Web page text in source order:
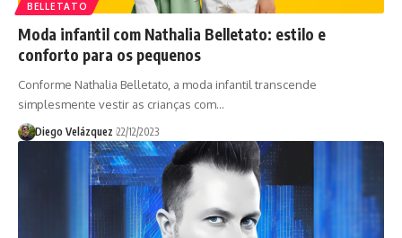
BELLETATO
Moda infantil com Nathalia Belletato: estilo e
conforto para os pequenos
Conforme Nathalia Belletato, a moda infantil transcende
simplesmente vestir as crianças com…
Diego Velázquez 22/12/2023